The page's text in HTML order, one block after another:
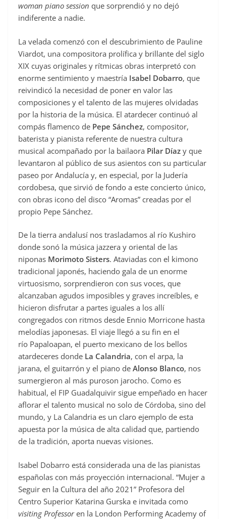
woman piano session que sorprendió y no dejó
indiferente a nadie.
La velada comenzó con el descubrimiento de Pauline
Viardot, una compositora prolífica y brillante del siglo
XIX cuyas originales y rítmicas obras interpretó con
enorme sentimiento y maestría Isabel Dobarro, que
reivindicó la necesidad de poner en valor las
composiciones y el talento de las mujeres olvidadas
por la historia de la música. El atardecer continuó al
compás flamenco de Pepe Sánchez, compositor,
baterista y pianista referente de nuestra cultura
musical acompañado por la bailaora Pilar Díaz y que
levantaron al público de sus asientos con su particular
paseo por Andalucía y, en especial, por la Judería
cordobesa, que sirvió de fondo a este concierto único,
con obras icono del disco “Aromas” creadas por el
propio Pepe Sánchez.
De la tierra andalusí nos trasladamos al río Kushiro
donde sonó la música jazzera y oriental de las
niponas Morimoto Sisters. Ataviadas con el kimono
tradicional japonés, haciendo gala de un enorme
virtuosismo, sorprendieron con sus voces, que
alcanzaban agudos imposibles y graves increíbles, e
hicieron disfrutar a partes iguales a los allí
congregados con ritmos desde Ennio Morricone hasta
melodías japonesas. El viaje llegó a su fin en el
río Papaloapan, el puerto mexicano de los bellos
atardeceres donde La Calandria, con el arpa, la
jarana, el guitarrón y el piano de Alonso Blanco, nos
sumergieron al más puroson jarocho. Como es
habitual, el FIP Guadalquivir sigue empeñado en hacer
aflorar el talento musical no solo de Córdoba, sino del
mundo, y La Calandria es un claro ejemplo de esta
apuesta por la música de alta calidad que, partiendo
de la tradición, aporta nuevas visiones.
Isabel Dobarro está considerada una de las pianistas
españolas con más proyección internacional. “Mujer a
Seguir en la Cultura del año 2021” Profesora del
Centro Superior Katarina Gurska e invitada como
visiting Professoren la London Performing Academy of